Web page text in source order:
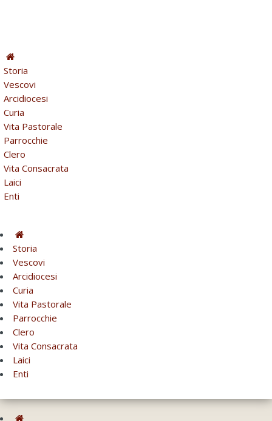
Storia
Vescovi
Arcidiocesi
Curia
Vita Pastorale
Parrocchie
Clero
Vita Consacrata
Laici
Enti
Storia
Vescovi
Arcidiocesi
Curia
Vita Pastorale
Parrocchie
Clero
Vita Consacrata
Laici
Enti